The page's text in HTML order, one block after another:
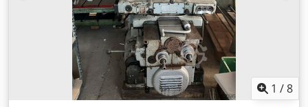
1,7 t Afmetingen: 2.500 x 2.400 x 1.600 mm
1 /8